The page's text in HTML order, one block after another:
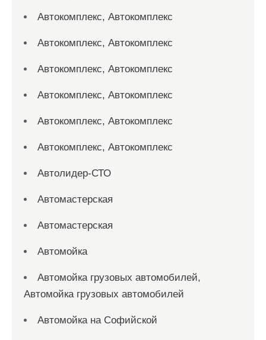
Автокомплекс, Автокомплекс
Автокомплекс, Автокомплекс
Автокомплекс, Автокомплекс
Автокомплекс, Автокомплекс
Автокомплекс, Автокомплекс
Автокомплекс, Автокомплекс
Автолидер-СТО
Автомастерская
Автомастерская
Автомойка
Автомойка грузовых автомобилей,
Автомойка грузовых автомобилей
Автомойка на Софийской